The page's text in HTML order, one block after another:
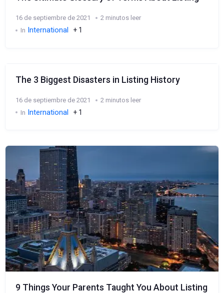
16 de septiembre de 2021
2 minutos leer
In International + 1
The 3 Biggest Disasters in Listing History
16 de septiembre de 2021
2 minutos leer
In International + 1
9 Things Your Parents Taught You About Listing